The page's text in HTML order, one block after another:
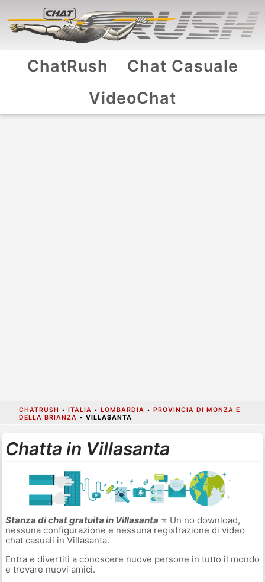
ChatRush
Chat Casuale
VideoChat
CHATRUSH • ITALIA • LOMBARDIA • PROVINCIA DI MONZA E
DELLA BRIANZA • VILLASANTA
Chatta in Villasanta
Stanza di chat gratuita in Villasanta ⭐ Un no download,
nessuna configurazione e nessuna registrazione di video
chat casuali in Villasanta.
Entra e divertiti a conoscere nuove persone in tutto il mondo
e trovare nuovi amici.